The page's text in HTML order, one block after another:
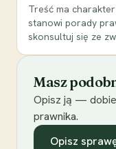
Treść ma
stanowi porady
skonsultuj się ze
Masz
Opisz ją —
prawnika.
Opisz